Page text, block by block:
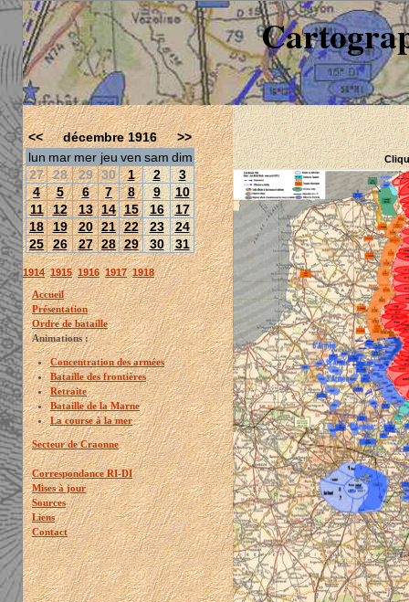
<< décembre 1916
>>
lun mar mer jeu ven sam dim
27 28 29 30 1 2
3
4
5 6 7 8 9
10
11
12 13 14 15 16
17
18 19 20 21 22 23
24
25 26 27 28 29 30 31
1914 1915 1916 1917 1918
Accueil
Présentation
Ordre de bataille
Animations :
Concentration des armées
Bataille des frontières
Retraite
Bataille de la Marne
La course à la mer
Secteur de Craonne
Correspondance RI-DI
Mises à jour
Sources
Liens
Contact